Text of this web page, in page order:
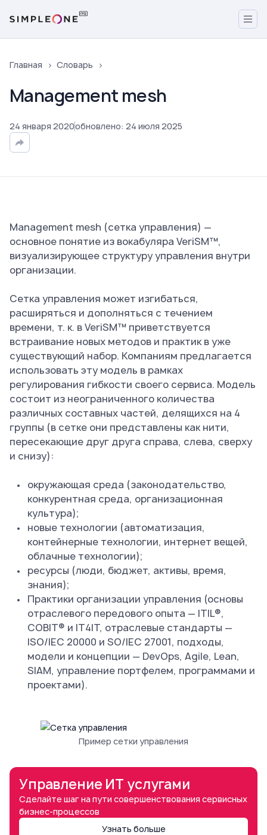
Главная Словарь
Management mesh
24 января 2020обновлено: 24 июля 2025
Management mesh (сетка управления) —
основное понятие из вокабуляра VeriSM™,
визуализирующее структуру управления внутри
организации.
Сетка управления может изгибаться,
расширяться и дополняться с течением
времени, т. к. в VeriSM™ приветствуется
встраивание новых методов и практик в уже
существующий набор. Компаниям предлагается
использовать эту модель в рамках
регулирования гибкости своего сервиса. Модель
состоит из неограниченного количества
различных составных частей, делящихся на 4
группы (в сетке они представлены как нити,
пересекающие друг друга справа, слева, сверху
и снизу):
окружающая среда (законодательство,
конкурентная среда, организационная
культура);
новые технологии (автоматизация,
контейнерные технологии, интернет вещей,
облачные технологии);
ресурсы (люди, бюджет, активы, время,
знания);
Практики организации управления (основы
отраслевого передового опыта — ITIL®,
COBIT® и IT4IT, отраслевые стандарты —
ISO/IEC 20000 и SO/IEC 27001, подходы,
модели и концепции — DevOps, Agile, Lean,
SIAM, управление портфелем, программами и
проектами).
Пример сетки управления
Управление ИТ услугами
Сделайте шаг на пути совершенствования сервисных
бизнес-процессов
Узнать больше